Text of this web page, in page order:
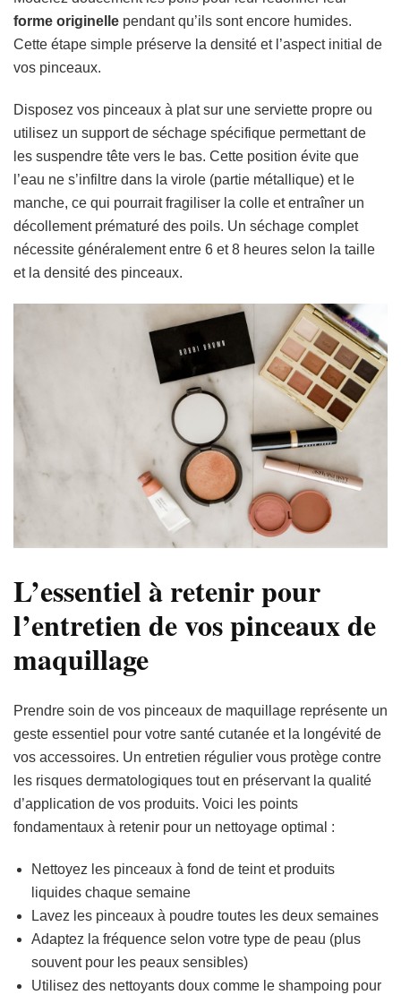
forme originelle pendant qu’ils sont encore humides.
Cette étape simple préserve la densité et l’aspect initial de
vos pinceaux.
Disposez vos pinceaux à plat sur une serviette propre ou
utilisez un support de séchage spécifique permettant de
les suspendre tête vers le bas. Cette position évite que
l’eau ne s’infiltre dans la virole (partie métallique) et le
manche, ce qui pourrait fragiliser la colle et entraîner un
décollement prématuré des poils. Un séchage complet
nécessite généralement entre 6 et 8 heures selon la taille
et la densité des pinceaux.
L’essentiel à retenir pour
l’entretien de vos pinceaux de
maquillage
Prendre soin de vos pinceaux de maquillage représente un
geste essentiel pour votre santé cutanée et la longévité de
vos accessoires. Un entretien régulier vous protège contre
les risques dermatologiques tout en préservant la qualité
d’application de vos produits. Voici les points
fondamentaux à retenir pour un nettoyage optimal :
Nettoyez les pinceaux à fond de teint et produits
liquides chaque semaine
Lavez les pinceaux à poudre toutes les deux semaines
Adaptez la fréquence selon votre type de peau (plus
souvent pour les peaux sensibles)
Utilisez des nettoyants doux comme le shampoing pour